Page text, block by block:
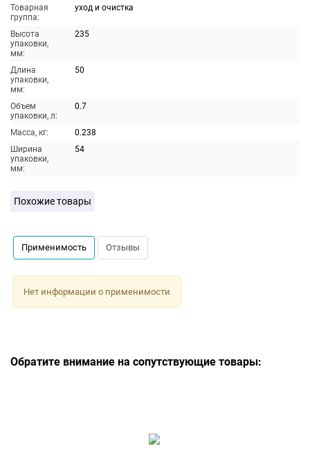
Товарная
группа:
уход и очистка
Высота
упаковки,
мм:
235
Длина
упаковки,
мм:
50
Объем
упаковки, л:
0.7
Масса, кг:
0.238
Ширина
упаковки,
мм:
54
Похожие товары
Применимость Отзывы
Нет информации о применимости
Обратите внимание на сопутствующие товары: